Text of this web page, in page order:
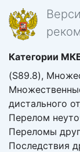
Категории
(S89.8),
дистального
Перелом
Переломы
Последствия